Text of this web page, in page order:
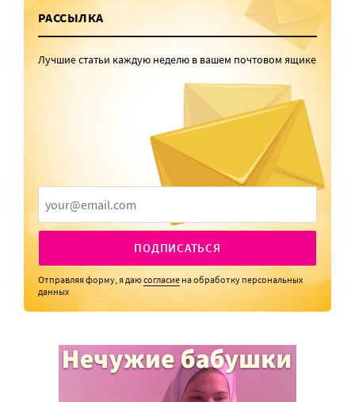
РАССЫЛКА
Лучшие статьи каждую неделю в вашем почтовом ящике
ПОДПИСАТЬСЯ
Отправляя форму, я даюсогласие на обработку персональных
данных